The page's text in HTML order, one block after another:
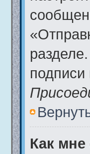
Как мне